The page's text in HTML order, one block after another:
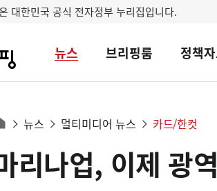
대한민국 공식 전자정부 누리집입니다.
뉴스 브리핑룸 정책
뉴스 멀티미디어 뉴스 카드/한컷
리나업, 이제 광